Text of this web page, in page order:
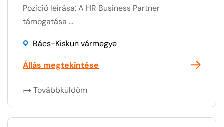
Pozíció leírása: A HR Business Partner
támogatása ...
Bács-Kiskun vármegye
Állás megtekintése
Továbbküldöm